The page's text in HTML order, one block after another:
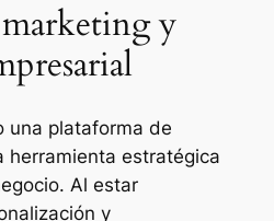
y
una plataforma de
herramienta estratégica
Al estar
y